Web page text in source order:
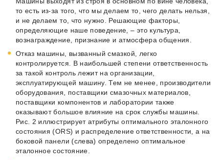
то есть из-за того, что мы делаем то, чего делать нельзя,
и не делаем то, что нужно. Решающие факторы,
определяющие наше поведение, – это культура,
вознаграждение, признание и атмосфера общения.
Отказ машины, вызванный смазкой, легко
контролируется. В наибольшей степени ответственность
за такой контроль лежит на организации,
эксплуатирующей машину. Тем не менее, производители
оборудования, поставщики смазочных материалов,
поставщики компонентов и лаборатории также
оказывают большое влияние на срок службы машины.
Рис. 2 иллюстрирует атрибуты оптимального эталонного
состояния (ORS) и распределение ответственности, а на
боковой панели (слева) определено оптимальное
эталонное состояние.